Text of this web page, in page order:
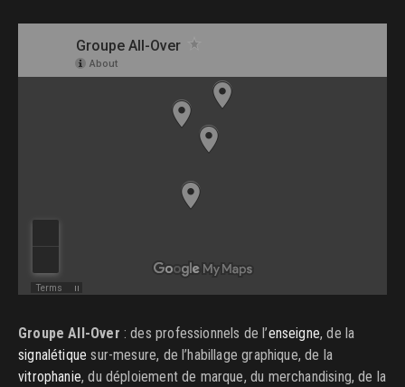
Groupe All-Over : des professionnels de l’enseigne, de la
signalétique sur-mesure, de l’habillage graphique, de la
vitrophanie, du déploiement de marque, du merchandising, de la